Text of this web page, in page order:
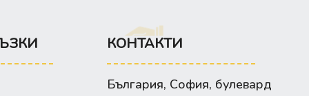
КОНТАКТИ
България, София, булевард